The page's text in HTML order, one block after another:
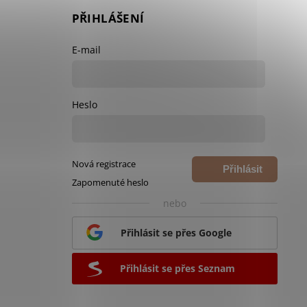
PŘIHLÁŠENÍ
E-mail
Heslo
Přihlásit
Nová registrace
Zapomenuté heslo
nebo
Přihlásit se přes Google
Přihlásit se přes Seznam